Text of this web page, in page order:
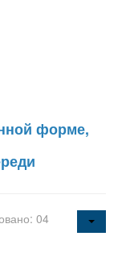
форме,
04